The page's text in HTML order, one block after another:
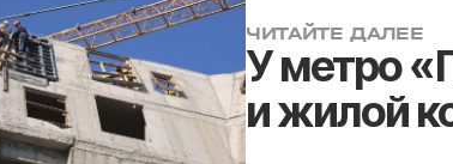
ЧИТАЙТЕ ДАЛЕЕ
У метро
и жилой